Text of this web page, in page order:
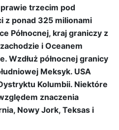
trzecim pod
z ponad 325 milionami
Północnej, kraj graniczy z
i Oceanem
Wzdłuż północnej granicy
Meksyk. USA
Kolumbii. Niektóre
znaczenia
Nowy Jork, Teksas i